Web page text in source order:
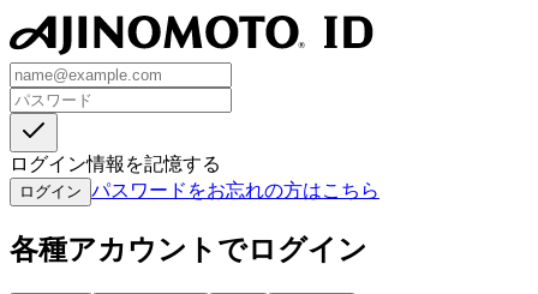
ログイン情報を記憶する
ログイン パスワードをお忘れの方はこちら
各種アカウントでログイン